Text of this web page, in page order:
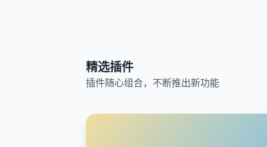
精选插件
插件随心组合，不断推出新功能